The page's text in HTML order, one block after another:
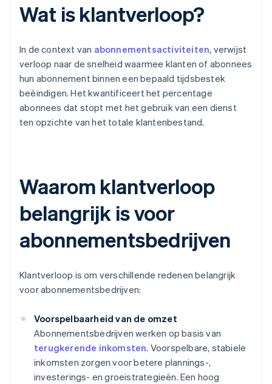
Wat is klantverloop?
In de context van abonnementsactiviteiten, verwijst
verloop naar de snelheid waarmee klanten of abonnees
hun abonnement binnen een bepaald tijdsbestek
beëindigen. Het kwantificeert het percentage
abonnees dat stopt met het gebruik van een dienst
ten opzichte van het totale klantenbestand.
Waarom klantverloop
belangrijk is voor
abonnementsbedrijven
Klantverloop is om verschillende redenen belangrijk
voor abonnementsbedrijven:
Voorspelbaarheid van de omzet
Abonnementsbedrijven werken op basis van
terugkerende inkomsten. Voorspelbare, stabiele
inkomsten zorgen voor betere plannings-,
investerings- en groeistrategieën. Een hoog